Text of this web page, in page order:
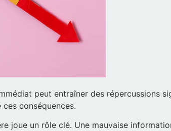
peut entraîner des répercussions
conséquences.
joue un rôle clé. Une mauvaise